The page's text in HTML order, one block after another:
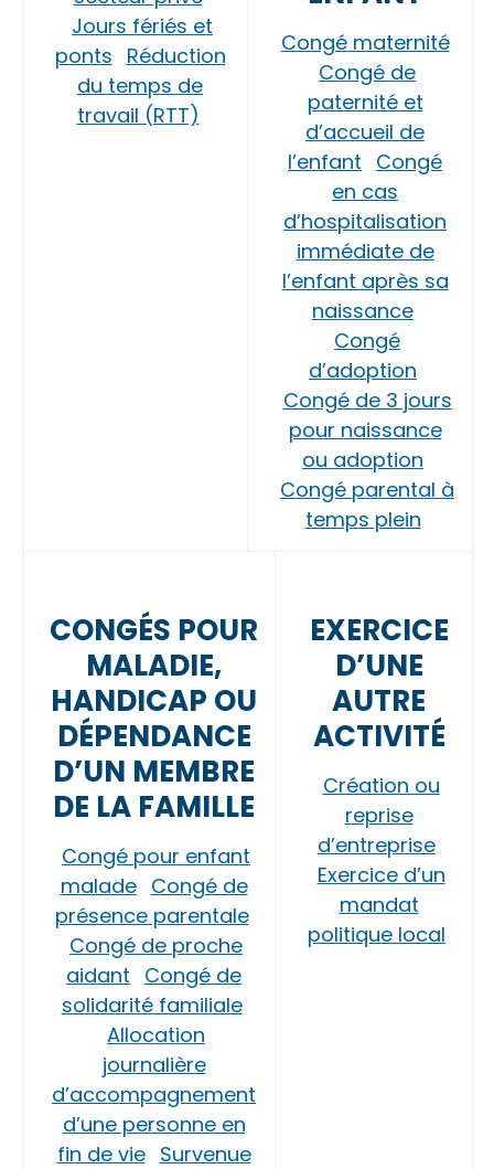
Jours fériés et
ponts Réduction
du temps de
travail (RTT)
Congé maternité
Congé de
paternité et
d’accueil de
l’enfant Congé
en cas
d’hospitalisation
immédiate de
l’enfant après sa
naissance
Congé
d’adoption
Congé de 3 jours
pour naissance
ou adoption
Congé parental à
temps plein
CONGÉS POUR
MALADIE,
HANDICAP OU
DÉPENDANCE
D’UN MEMBRE
DE LA FAMILLE
Congé pour enfant
malade Congé de
présence parentale
Congé de proche
aidant Congé de
solidarité familiale
Allocation
journalière
d’accompagnement
d’une personne en
fin de vie Survenue
EXERCICE
D’UNE
AUTRE
ACTIVITÉ
Création ou
reprise
d’entreprise
Exercice d’un
mandat
politique local